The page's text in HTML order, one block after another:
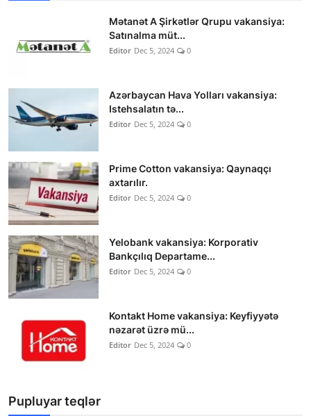
Mətanət A Şirkətlər Qrupu vakansiya:
Satınalma müt...
Editor Dec 5, 2024 0
Azərbaycan Hava Yolları vakansiya:
Istehsalatın tə...
Editor Dec 5, 2024 0
Prime Cotton vakansiya: Qaynaqçı
axtarılır.
Editor Dec 5, 2024 0
Yelobank vakansiya: Korporativ
Bankçılıq Departame...
Editor Dec 5, 2024 0
Kontakt Home vakansiya: Keyfiyyətə
nəzarət üzrə mü...
Editor Dec 5, 2024 0
Pupluyar teqlər